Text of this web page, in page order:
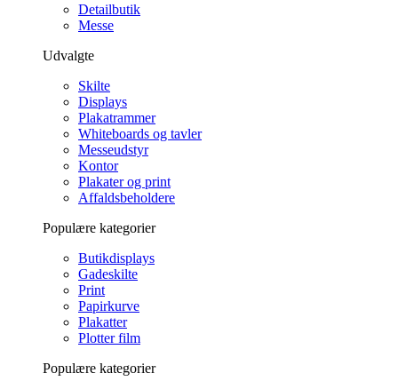
Detailbutik
Messe
Udvalgte
Skilte
Displays
Plakatrammer
Whiteboards og tavler
Messeudstyr
Kontor
Plakater og print
Affaldsbeholdere
Populære kategorier
Butikdisplays
Gadeskilte
Print
Papirkurve
Plakatter
Plotter film
Populære kategorier